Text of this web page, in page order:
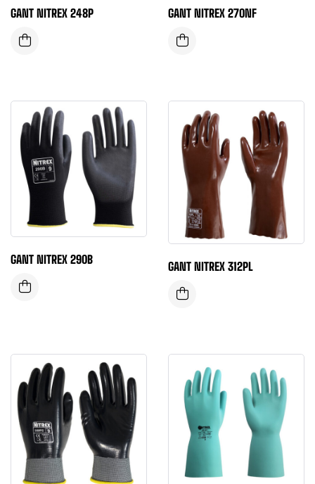
GANT NITREX 248P GANT NITREX 270NF
GANT NITREX 290B
GANT NITREX 312PL